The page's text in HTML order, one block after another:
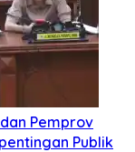
Pemprov
Publik